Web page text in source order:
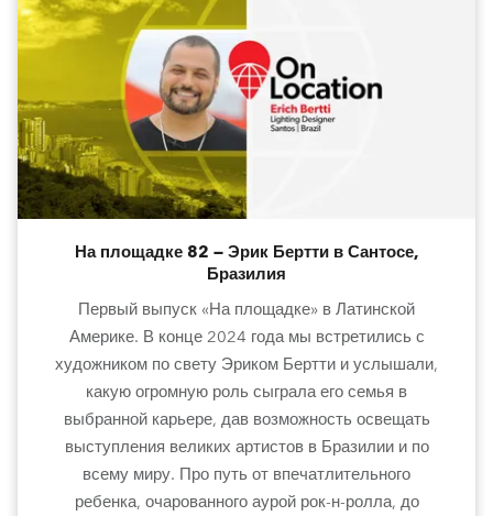
На площадке 82 — Эрик Бертти в Сантосе,
Бразилия
Первый выпуск «На площадке» в Латинской
Америке. В конце 2024 года мы встретились с
художником по свету Эриком Бертти и услышали,
какую огромную роль сыграла его семья в
выбранной карьере, дав возможность освещать
выступления великих артистов в Бразилии и по
всему миру. Про путь от впечатлительного
ребенка, очарованного аурой рок-н-ролла, до